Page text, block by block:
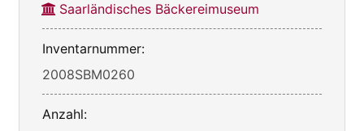
Saarländisches Bäckereimuseum
Inventarnummer:
2008SBM0260
Anzahl: